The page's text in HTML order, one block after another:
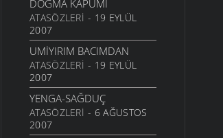
GIDIYORSUN
8 KASIM 2007
YENGACAN
7 KASIM 2007
TAXIL SARDIM XARMANA
6 KASIM 2007
HABU DERE AŞŞAĞI
3 KASIM 2007
DÖGMA KAPUMI
ATASÖZLERI - 19 EYLÜL
2007
UMIYIRIM BACIMDAN
ATASÖZLERI - 19 EYLÜL
2007
YENGA-SAĞDUÇ
ATASÖZLERI - 6 AĞUSTOS
2007